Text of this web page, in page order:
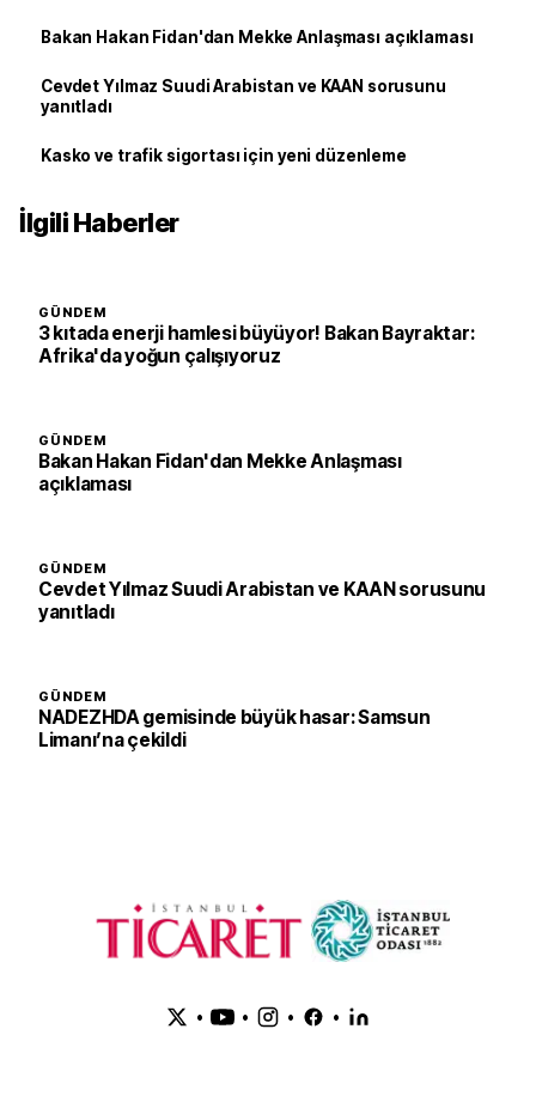
Bakan Hakan Fidan'dan Mekke Anlaşması açıklaması
Cevdet Yılmaz Suudi Arabistan ve KAAN sorusunu
yanıtladı
Kasko ve trafik sigortası için yeni düzenleme
İlgili Haberler
GÜNDEM
3 kıtada enerji hamlesi büyüyor! Bakan Bayraktar:
Afrika'da yoğun çalışıyoruz
GÜNDEM
Bakan Hakan Fidan'dan Mekke Anlaşması
açıklaması
GÜNDEM
Cevdet Yılmaz Suudi Arabistan ve KAAN sorusunu
yanıtladı
GÜNDEM
NADEZHDA gemisinde büyük hasar: Samsun
Limanı’na çekildi
• • • •